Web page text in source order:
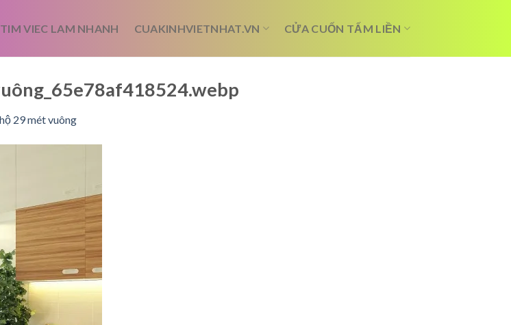
TIM VIEC LAM NHANH CUAKINHVIETNHAT.VN CỬA CUỐN TẤM LIỀN
29 mét vuông